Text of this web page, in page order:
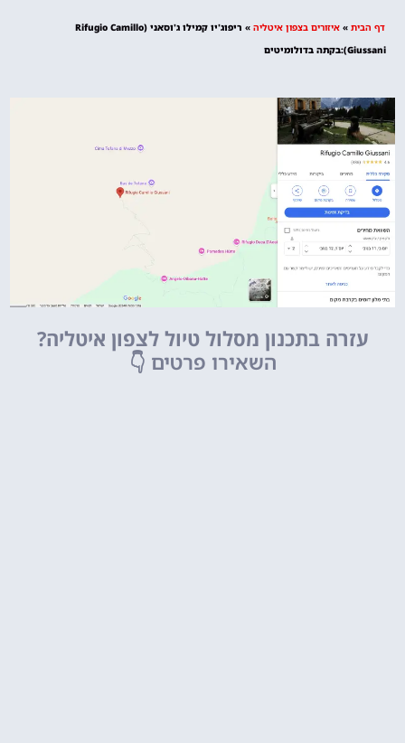
לחצו
דף הבית » איזורים בצפון איטליה »
ריפוג'יו קמילו ג'וסאני (Rifugio Camillo
Giussani):בקתה בדולומיטים
עזרה בתכנון מסלול טיול לצפון איטליה?
השאירו פרטים 👇